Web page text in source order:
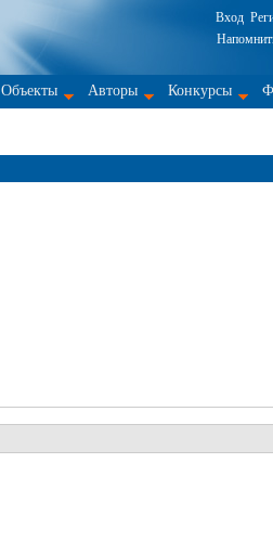
Вход
Объекты Авторы Конкурсы